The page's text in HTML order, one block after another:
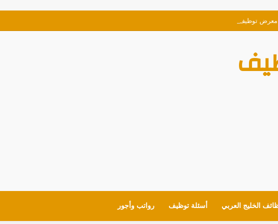
معرض توظيف افتراضي حصري للمعلمين والقيادات لمدارس (MOE) في الإمارات
الخليج العربي أسئلة توظيف رواتب وأجور